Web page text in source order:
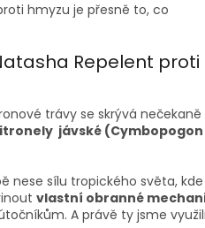
hmyzu je přesně to, co
Repelent proti
trávy se skrývá nečekaně
jávské (Cymbopogon
nese sílu tropického světa, kde
vlastní obranné
A právě ty jsme